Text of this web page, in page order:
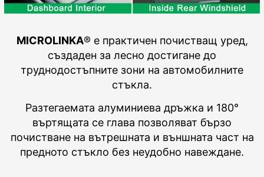
MICROLINKA® е практичен почистващ уред,
създаден за лесно достигане до
труднодостъпните зони на автомобилните
стъкла.
Разтегаемата алуминиева дръжка и 180°
въртящата се глава позволяват бързо
почистване на вътрешната и външната част на
предното стъкло без неудобно навеждане.